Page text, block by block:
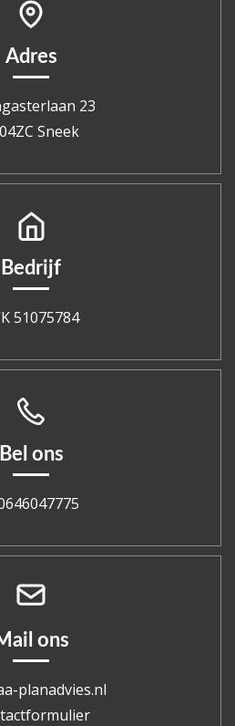
Adres
23
Sneek
Bedrijf
51075784
Bel ons
ons
planadvies.nl